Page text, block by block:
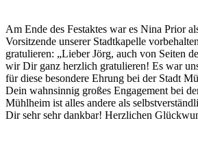
Am Ende des Festaktes war es Nina Prior
Vorsitzende unserer Stadtkapelle
gratulieren: „Lieber Jörg, auch von Seiten
wir Dir ganz herzlich gratulieren! Es war
für diese besondere Ehrung bei der Stadt
Dein wahnsinnig großes Engagement bei
Mühlheim ist alles andere als
Dir sehr sehr dankbar! Herzlichen